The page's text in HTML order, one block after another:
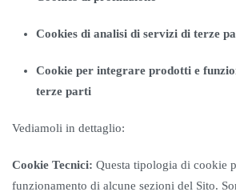
Cookies di analisi di servizi di terze
Cookie per integrare prodotti e
terze parti
Vediamoli in dettaglio:
Cookie Tecnici: Questa tipologia di cookie
funzionamento di alcune sezioni del Sito.